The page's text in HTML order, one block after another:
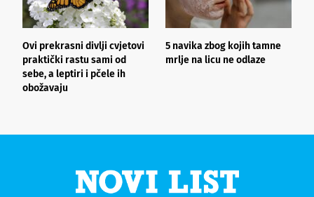
Ovi prekrasni divlji cvjetovi
praktički rastu sami od
sebe, a leptiri i pčele ih
obožavaju
5 navika zbog kojih tamne
mrlje na licu ne odlaze